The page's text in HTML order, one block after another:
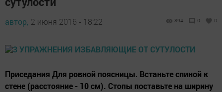
автор, 2 июня 2016 - 18:22 894 0 0
Приседания Для ровной поясницы. Встаньте спиной к
стене (расстояние - 10 см). Стопы поставьте на ширину